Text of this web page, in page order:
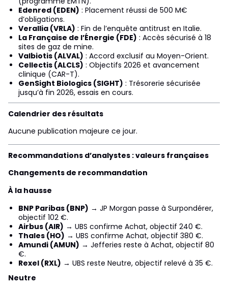
Edenred (EDEN) : Placement réussi de 500 M€
d’obligations.
Verallia (VRLA) : Fin de l’enquête antitrust en Italie.
La Française de l’Énergie (FDE) : Accès sécurisé à 18
sites de gaz de mine.
Valbiotis (ALVAL) : Accord exclusif au Moyen-Orient.
Cellectis (ALCLS) : Objectifs 2026 et avancement
clinique (CAR-T).
GenSight Biologics (SIGHT) : Trésorerie sécurisée
jusqu’à fin 2026, essais en cours.
Calendrier des résultats
Aucune publication majeure ce jour.
Recommandations d’analystes : valeurs françaises
Changements de recommandation
À la hausse
BNP Paribas (BNP) → JP Morgan passe à Surpondérer,
objectif 102 €.
Airbus (AIR) → UBS confirme Achat, objectif 240 €.
Thales (HO) → UBS confirme Achat, objectif 380 €.
Amundi (AMUN) → Jefferies reste à Achat, objectif 80
€.
Rexel (RXL) → UBS reste Neutre, objectif relevé à 35 €.
Neutre